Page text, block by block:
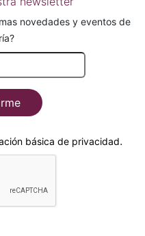
novedades y eventos de
básica de privacidad.